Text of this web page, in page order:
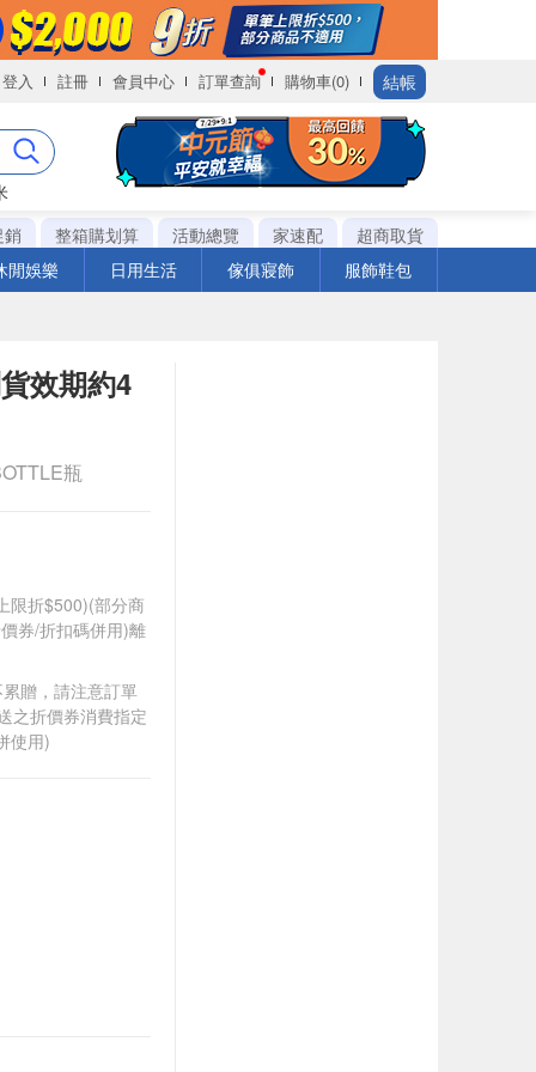
登入 註冊 會員中心 訂單查詢 購物車(0) 結帳
銷
整箱購划算 活動總覽 家速配
超商取貨
閒娛樂
日用生活 傢俱寢飾 服飾鞋包
效期約4
瓶
限折$500)(部分商
券/折扣碼併用)離
贈，請注意訂單
之折價券消費指定
使用)